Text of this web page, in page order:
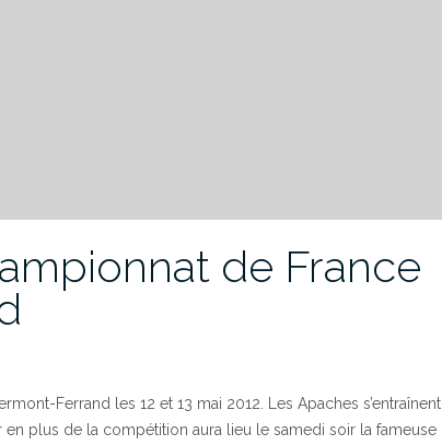
de France
Ferrand les 12 et 13 mai 2012. Les Apaches s’entraînent
en plus de la compétition aura lieu le samedi soir la fameuse